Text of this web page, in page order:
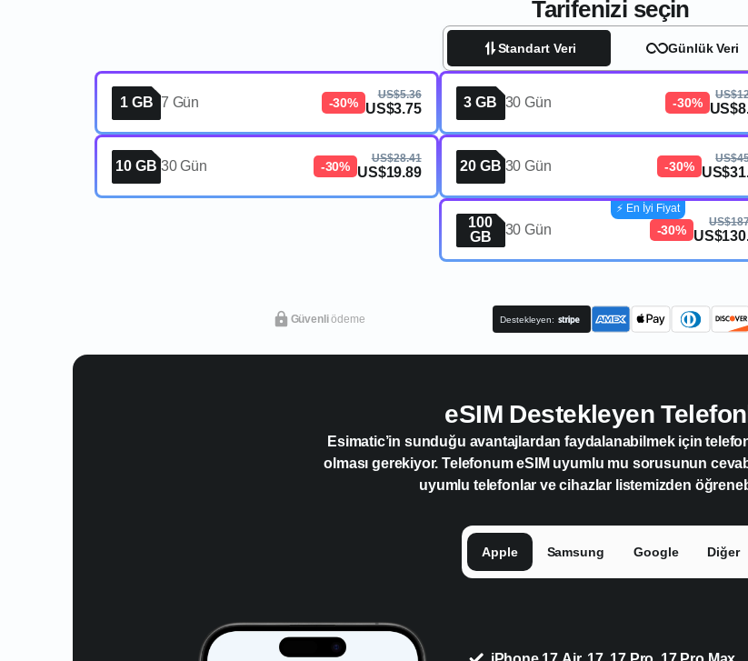
Tarifenizi seçin
Standart Veri Günlük Veri
1 GB 7 Gün -30%
US$5.36
US$3.75 3 GB 30 Gün -30%
10 GB 30 Gün -30%
US$28.41
US$19.89 20 GB 30 Gün -30%
100
GB
30 Gün -30%
⚡️ En İyi Fiyat
Güvenliödeme Destekleyen:
eSIM Destekleyen
Esimatic’in sunduğu avantajlardan faydalanabilmek için
olması gerekiyor. Telefonum eSIM uyumlu mu sorusunun
uyumlu telefonlar ve cihazlar listemizden
Apple Samsung Google Diğer